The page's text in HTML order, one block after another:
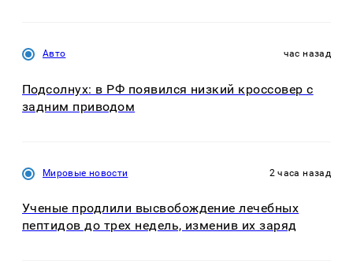
Авто час назад
Подсолнух: в РФ появился низкий кроссовер с
задним приводом
Мировые новости 2 часа назад
Ученые продлили высвобождение лечебных
пептидов до трех недель, изменив их заряд